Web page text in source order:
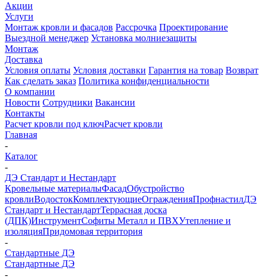
Акции
Услуги
Монтаж кровли и фасадов Рассрочка Проектирование
Выездной менеджер Установка молниезащиты
Монтаж
Доставка
Условия оплаты Условия доставки Гарантия на товар Возврат
Как сделать заказ Политика конфиденциальности
О компании
Новости Сотрудники Вакансии
Контакты
Расчет кровли под ключРасчет кровли
Главная
-
Каталог
-
ДЭ Стандарт и Нестандарт
Кровельные материалыФасадОбустройство
кровлиВодостокКомплектующиеОгражденияПрофнастилДЭ
Стандарт и НестандартТеррасная доска
(ДПК)ИнструментСофиты Металл и ПВХУтепление и
изоляцияПридомовая территория
-
Стандартные ДЭ
Стандартные ДЭ
-